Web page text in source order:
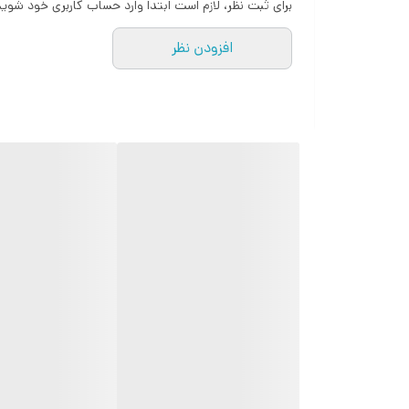
برای ثبت نظر، لازم است ابتدا وارد حساب کاربری خود
افزودن نظر